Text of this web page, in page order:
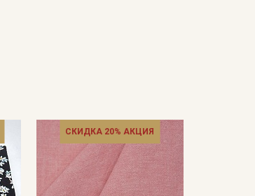
СКИДКА 20% АКЦИЯ